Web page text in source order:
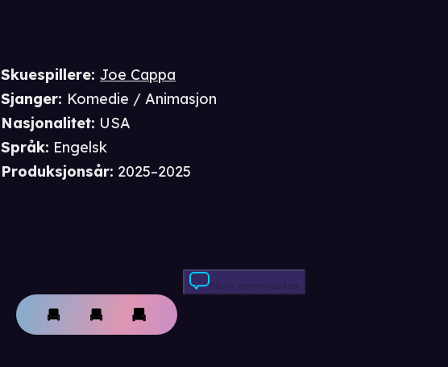
Skriv anmeldelse
Skuespillere:Joe Cappa
Sjanger: Komedie / Animasjon
Nasjonalitet: USA
Språk: Engelsk
Produksjonsår: 2025–2025